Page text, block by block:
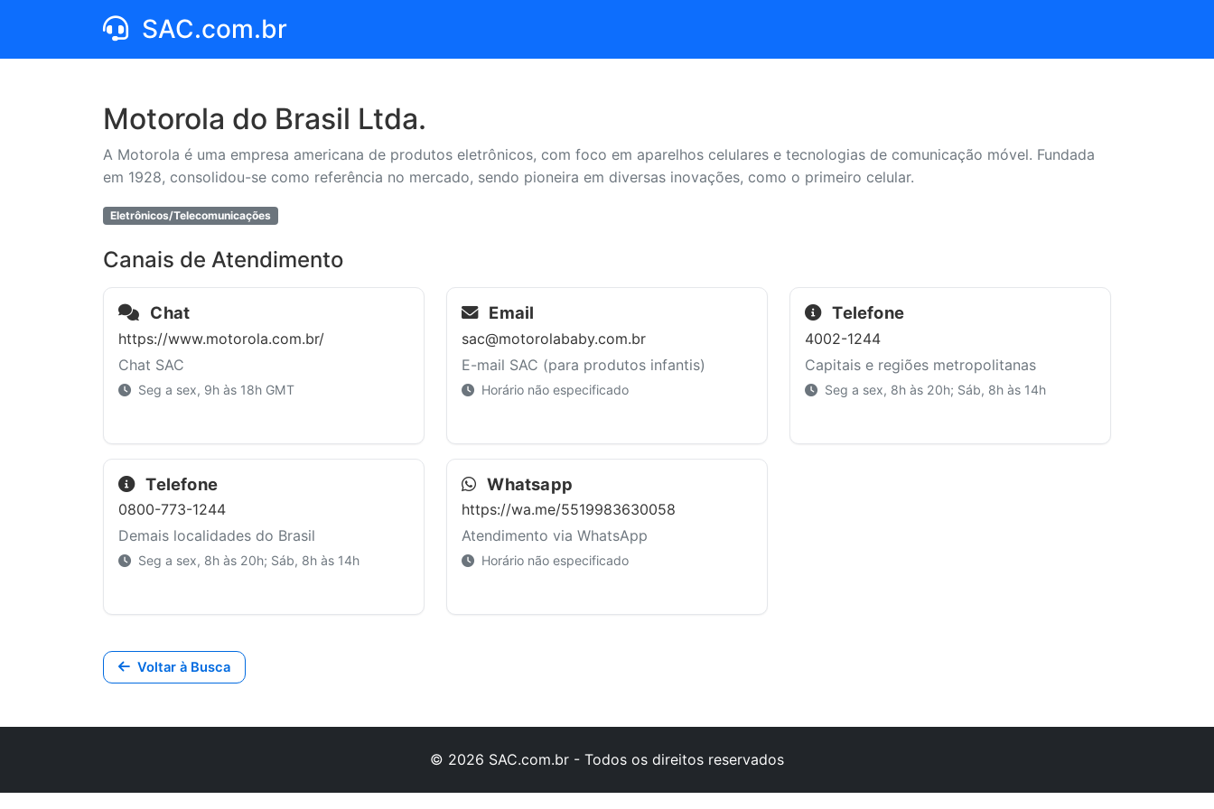
SAC.com.br
Motorola do Brasil Ltda.
A Motorola é uma empresa americana de produtos eletrônicos, com foco em aparelhos celulares e tecnologias de comunicação móvel. Fundada
em 1928, consolidou-se como referência no mercado, sendo pioneira em diversas inovações, como o primeiro celular.
Eletrônicos/Telecomunicações
Canais de Atendimento
Chat
https://www.motorola.com.br/
Chat SAC
Seg a sex, 9h às 18h GMT
Email
sac@motorolababy.com.br
E-mail SAC (para produtos infantis)
Horário não especificado
Telefone
4002-1244
Capitais e regiões metropolitanas
Seg a sex, 8h às 20h; Sáb, 8h às 14h
Telefone
0800-773-1244
Demais localidades do Brasil
Seg a sex, 8h às 20h; Sáb, 8h às 14h
Whatsapp
https://wa.me/5519983630058
Atendimento via WhatsApp
Horário não especificado
Voltar à Busca
© 2026 SAC.com.br - Todos os direitos reservados